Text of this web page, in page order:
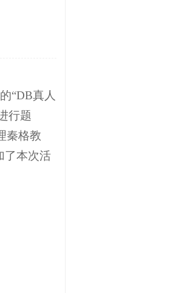
“DB真人
行题
秦格教
了本次活